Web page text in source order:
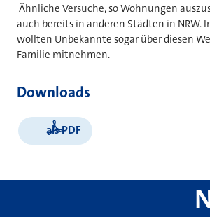
Ähnliche Versuche, so Wohnungen
auch bereits in anderen Städten in NRW.
wollten Unbekannte sogar über diesen
Familie mitnehmen.
Downloads
als PDF